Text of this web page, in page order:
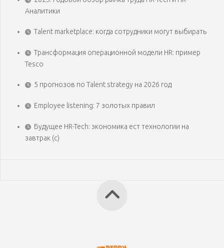
Аналитики
Talent marketplace: когда сотрудники могут выбирать
Трансформация операционной модели HR: пример
Tesco
5 прогнозов по Talent strategy на 2026 год
Employee listening: 7 золотых правил
Будущее HR-Tech: экономика ест технологии на
завтрак (с)